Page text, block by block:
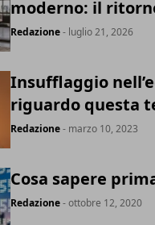
moderno: il
Redazione- luglio 21, 2026
Insufflaggio
riguardo questa
Redazione- marzo 10, 2023
Cosa sapere
Redazione- ottobre 12, 2020